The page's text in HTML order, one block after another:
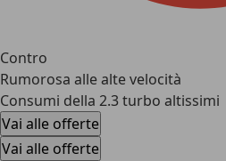
Contro
Rumorosa alle alte velocità
Consumi della 2.3 turbo altissimi
Vai alle offerte
Vai alle offerte